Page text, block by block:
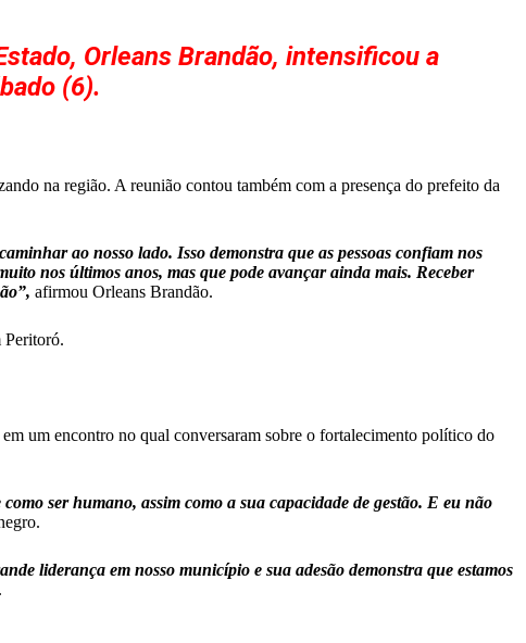
Orleans Brandão, intensificou a
(6).
na região. A reunião contou também com a presença do prefeito da
ao nosso lado. Isso demonstra que as pessoas confiam nos
nos últimos anos, mas que pode avançar ainda mais. Receber
afirmou Orleans Brandão.
Peritoró.
um encontro no qual conversaram sobre o fortalecimento político do
ser humano, assim como a sua capacidade de gestão. E eu não
liderança em nosso município e sua adesão demonstra que estamos